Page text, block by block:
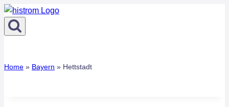
Zum
Inhalt
springen
Home » Bayern » Hettstadt